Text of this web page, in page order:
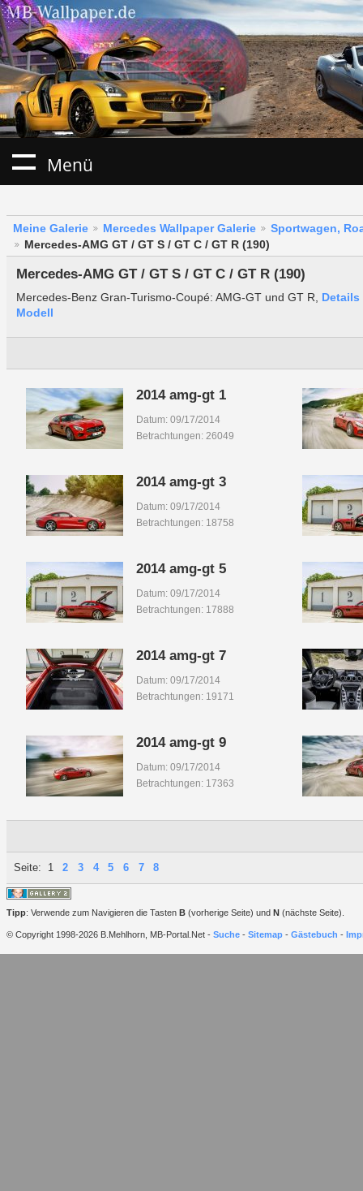
Menü
Meine Galerie Mercedes Wallpaper Galerie
Sportwagen,
Mercedes-AMG GT / GT S / GT C / GT R (190)
Mercedes-AMG GT / GT S / GT C / GT R (190)
Mercedes-Benz Gran-Turismo-Coupé: AMG-GT und GT R, Details
Modell
2014 amg-gt 1
Datum: 09/17/2014
Betrachtungen: 26049
2014 amg-gt 3
Datum: 09/17/2014
Betrachtungen: 18758
2014 amg-gt 5
Datum: 09/17/2014
Betrachtungen: 17888
2014 amg-gt 7
Datum: 09/17/2014
Betrachtungen: 19171
2014 amg-gt 9
Datum: 09/17/2014
Betrachtungen: 17363
Seite: 1 2 3 4 5 6 7 8
Tipp: Verwende zum Navigieren die Tasten B (vorherige Seite) und N (nächste Seite).
© Copyright 1998-2026 B.Mehlhorn, MB-Portal.Net - Suche - Sitemap - Gästebuch -